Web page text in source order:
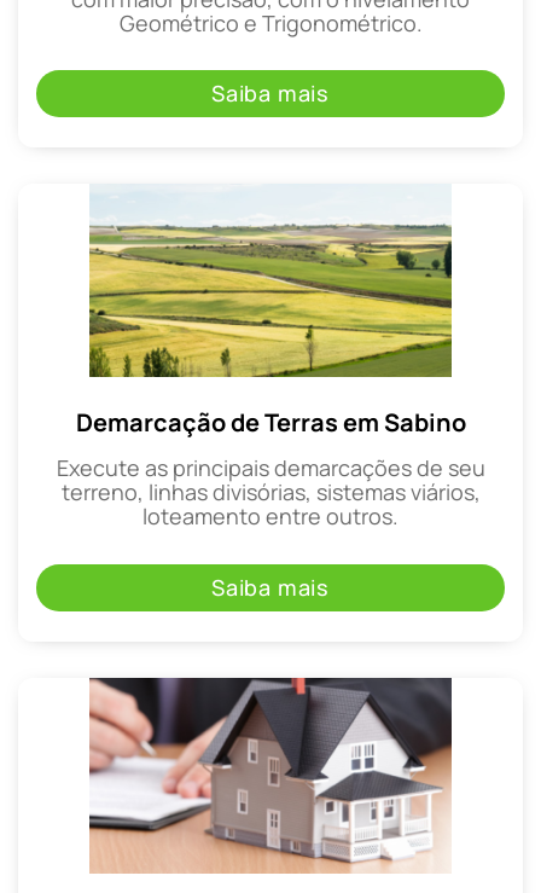
Geométrico e Trigonométrico.
Saiba mais
Demarcação de Terras em Sabino
Execute as principais demarcações de seu
terreno, linhas divisórias, sistemas viários,
loteamento entre outros.
Saiba mais